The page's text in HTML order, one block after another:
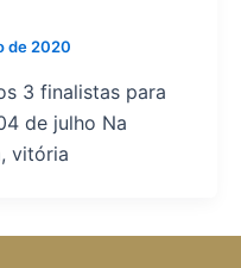
de 2020
3 finalistas para
de julho Na
vitória